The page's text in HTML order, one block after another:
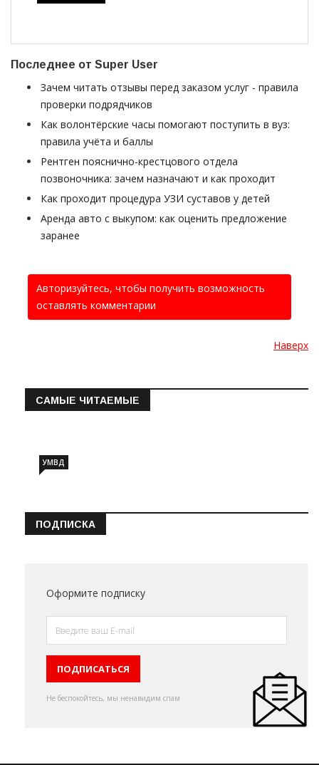
Последнее от Super User
Зачем читать отзывы перед заказом услуг - правила
проверки подрядчиков
Как волонтёрские часы помогают поступить в вуз:
правила учёта и баллы
Рентген пояснично-крестцового отдела
позвоночника: зачем назначают и как проходит
Как проходит процедура УЗИ суставов у детей
Аренда авто с выкупом: как оценить предложение
заранее
Авторизуйтесь, чтобы получить возможность
оставлять комментарии
Наверх
САМЫЕ ЧИТАЕМЫЕ
УМВД
ПОДПИСКА
Оформите подписку
Не беспокойтесь, мы ненавидим спам